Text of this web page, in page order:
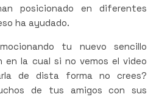
posicionado en diferentes
ha ayudado.
tu nuevo sencillo
en la cual si no vemos el video
de dista forma no crees?
de tus amigos con sus